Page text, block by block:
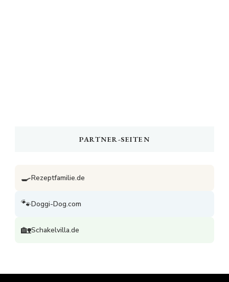
PARTNER-SEITEN
🍳Rezeptfamilie.de
🐾Doggi-Dog.com
🏡Schakelvilla.de